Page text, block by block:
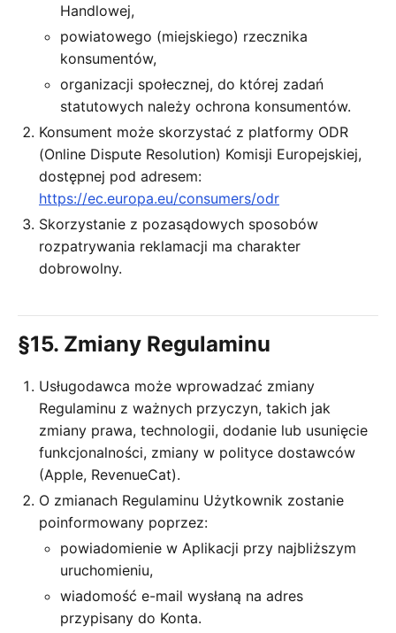
Handlowej,
powiatowego (miejskiego) rzecznika
konsumentów,
organizacji społecznej, do której zadań
statutowych należy ochrona konsumentów.
Konsument może skorzystać z platformy ODR
(Online Dispute Resolution) Komisji Europejskiej,
dostępnej pod adresem:
https://ec.europa.eu/consumers/odr
Skorzystanie z pozasądowych sposobów
rozpatrywania reklamacji ma charakter
dobrowolny.
§15. Zmiany Regulaminu
Usługodawca może wprowadzać zmiany
Regulaminu z ważnych przyczyn, takich jak
zmiany prawa, technologii, dodanie lub usunięcie
funkcjonalności, zmiany w polityce dostawców
(Apple, RevenueCat).
O zmianach Regulaminu Użytkownik zostanie
poinformowany poprzez:
powiadomienie w Aplikacji przy najbliższym
uruchomieniu,
wiadomość e-mail wysłaną na adres
przypisany do Konta.